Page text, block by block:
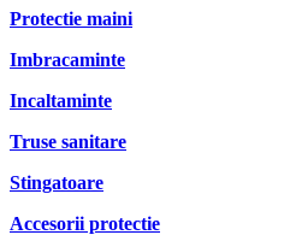
Protectie maini
Imbracaminte
Incaltaminte
Truse sanitare
Stingatoare
Accesorii protectie